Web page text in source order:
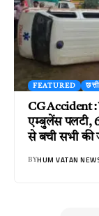
FEATURED
CG Accident :
एम्बुलेंस पलटी,
से बची सभी की
BYHUM VATAN